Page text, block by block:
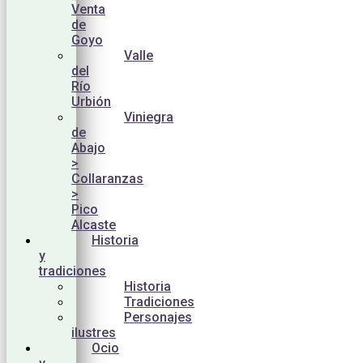
Venta
de
Goyo
Valle
del
Río
Urbión
Viniegra
de
Abajo
>
Collaranzas
>
Pico
Alcaste
Historia
y
tradiciones
Historia
Tradiciones
Personajes
ilustres
Ocio